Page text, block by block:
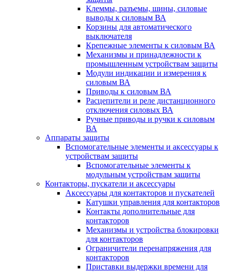
Клеммы, разъемы, шины, силовые
выводы к силовым ВА
Корзины для автоматического
выключателя
Крепежные элементы к силовым ВА
Механизмы и принадлежности к
промышленным устройствам защиты
Модули индикации и измерения к
силовым ВА
Приводы к силовым ВА
Расцепители и реле дистанционного
отключения силовых ВА
Ручные приводы и ручки к силовым
ВА
Аппараты защиты
Вспомогательные элементы и аксессуары к
устройствам защиты
Вспомогательные элементы к
модульным устройствам защиты
Контакторы, пускатели и аксессуары
Аксессуары для контакторов и пускателей
Катушки управления для контакторов
Контакты дополнительные для
контакторов
Механизмы и устройства блокировки
для контакторов
Ограничители перенапряжения для
контакторов
Приставки выдержки времени для